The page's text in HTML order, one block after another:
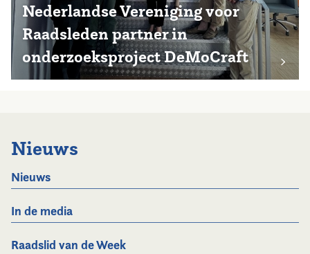
Nederlandse Vereniging voor
Raadsleden partner in
onderzoeksproject DeMoCraft
Nieuws
Nieuws
In de media
Raadslid van de Week